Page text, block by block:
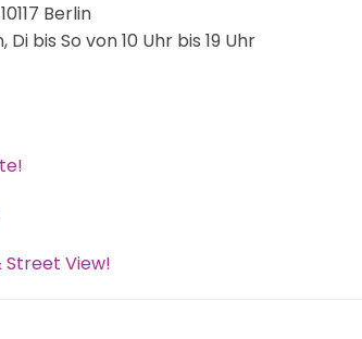
Berlin
bis So von 10 Uhr bis 19 Uhr
Street View!